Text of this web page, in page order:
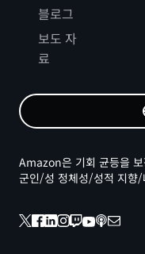
블로그
보도 자
료
Amazon은 기회 균등을
군인/성 정체성/성적 지향/